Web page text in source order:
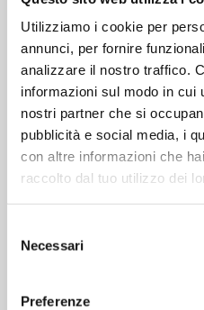
Utilizziamo i cookie per
annunci, per fornire
analizzare il nostro traffico.
informazioni sul modo in cui
nostri partner che si
pubblicità e social media, i
con altre informazioni che
raccolto dal tuo utilizzo dei
delNecessari
Preferenze